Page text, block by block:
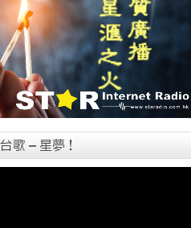
歌 – 星夢！